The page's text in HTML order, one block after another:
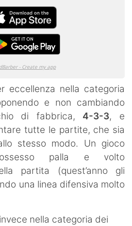
eccellenza nella categoria
e non cambiando
di fabbrica, 4-3-3, e
tutte le partite, che sia
stesso modo. Un gioco
palla e volto
partita (quest’anno gli
una linea difensiva molto
nella categoria dei